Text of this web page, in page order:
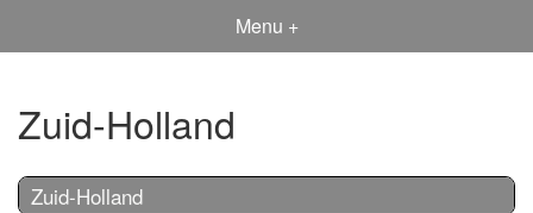
Menu +
Zuid-Holland
Zuid-Holland